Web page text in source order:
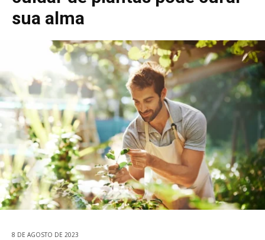
sua alma
8 DE AGOSTO DE 2023